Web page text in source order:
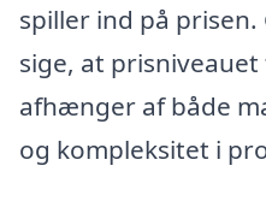
spiller ind på
sige, at
afhænger af både
og kompleksitet i